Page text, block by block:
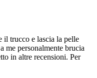
il trucco e lascia la pelle
me personalmente brucia
in altre recensioni. Per